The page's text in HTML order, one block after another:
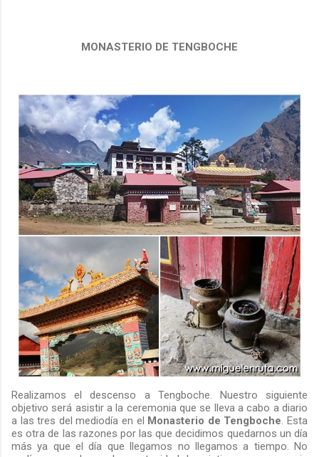
MONASTERIO DE TENGBOCHE
Realizamos el descenso a Tengboche. Nuestro siguiente
objetivo será asistir a la ceremonia que se lleva a cabo a diario
a las tres del mediodía en el Monasterio de Tengboche. Esta
es otra de las razones por las que decidimos quedarnos un día
más ya que el día que llegamos no llegamos a tiempo. No